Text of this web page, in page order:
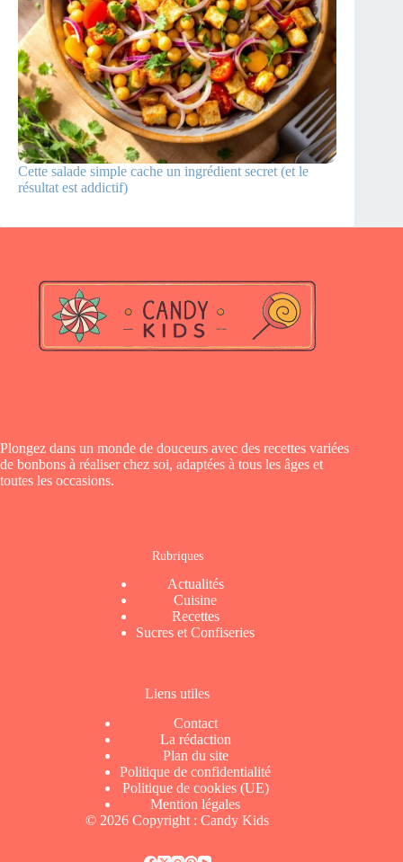
Cette salade simple cache un ingrédient secret (et le
résultat est addictif)
Plongez dans un monde de douceurs avec des recettes variées
de bonbons à réaliser chez soi, adaptées à tous les âges et
toutes les occasions.
Rubriques
Actualités
Cuisine
Recettes
Sucres et Confiseries
Liens utiles
Contact
La rédaction
Plan du site
Politique de confidentialité
Politique de cookies (UE)
Mention légales
© 2026 Copyright : Candy Kids